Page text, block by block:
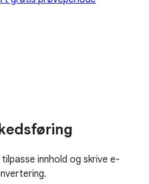
innhold og skrive e-